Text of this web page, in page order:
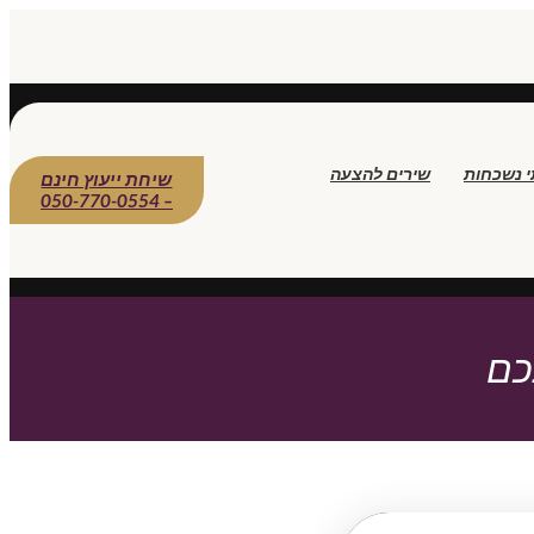
נשכחות שירים להצעה
שיחת ייעוץ חינם
– 050-770-0554